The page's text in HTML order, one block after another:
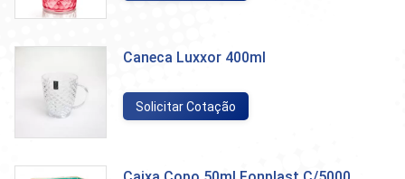
Caneca Luxxor 400ml
Solicitar Cotação